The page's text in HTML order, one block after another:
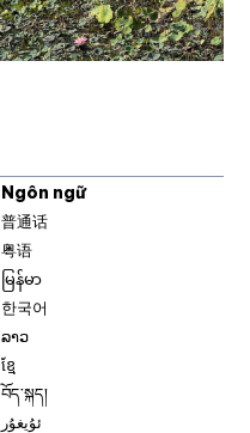
Ngôn ngữ
普通话
粤语
မြန်မာ
한국어
ລາວ
ខ្មែ
བོད་སྐད།
ئۇيغۇر